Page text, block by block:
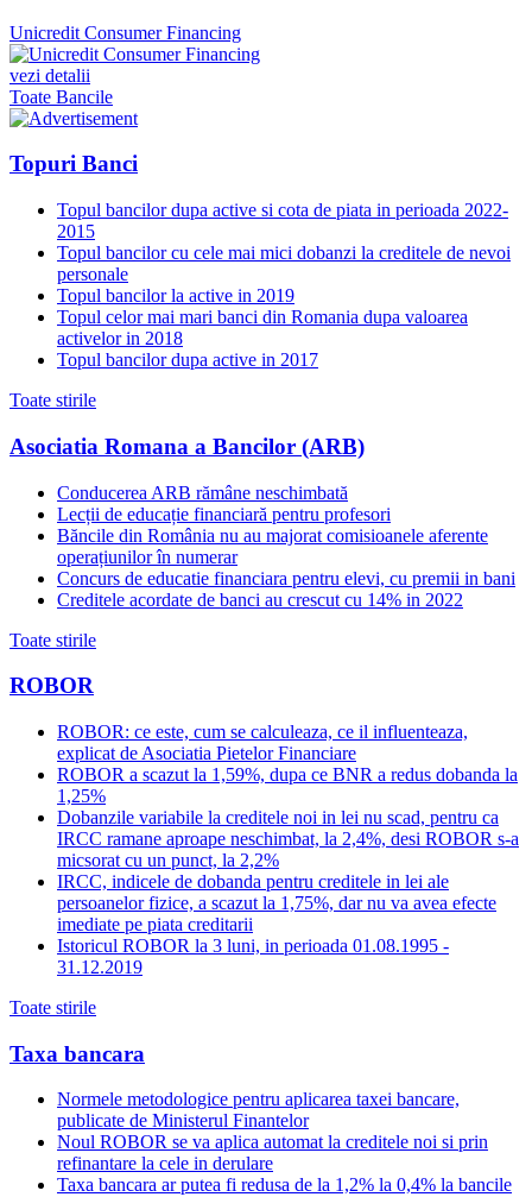
Unicredit Consumer Financing
vezi detalii
Toate Bancile
Topuri Banci
Topul bancilor dupa active si cota de piata in perioada 2022-
2015
Topul bancilor cu cele mai mici dobanzi la creditele de nevoi
personale
Topul bancilor la active in 2019
Topul celor mai mari banci din Romania dupa valoarea
activelor in 2018
Topul bancilor dupa active in 2017
Toate stirile
Asociatia Romana a Bancilor (ARB)
Conducerea ARB rămâne neschimbată
Lecții de educație financiară pentru profesori
Băncile din România nu au majorat comisioanele aferente
operațiunilor în numerar
Concurs de educatie financiara pentru elevi, cu premii in bani
Creditele acordate de banci au crescut cu 14% in 2022
Toate stirile
ROBOR
ROBOR: ce este, cum se calculeaza, ce il influenteaza,
explicat de Asociatia Pietelor Financiare
ROBOR a scazut la 1,59%, dupa ce BNR a redus dobanda la
1,25%
Dobanzile variabile la creditele noi in lei nu scad, pentru ca
IRCC ramane aproape neschimbat, la 2,4%, desi ROBOR s-a
micsorat cu un punct, la 2,2%
IRCC, indicele de dobanda pentru creditele in lei ale
persoanelor fizice, a scazut la 1,75%, dar nu va avea efecte
imediate pe piata creditarii
Istoricul ROBOR la 3 luni, in perioada 01.08.1995 -
31.12.2019
Toate stirile
Taxa bancara
Normele metodologice pentru aplicarea taxei bancare,
publicate de Ministerul Finantelor
Noul ROBOR se va aplica automat la creditele noi si prin
refinantare la cele in derulare
Taxa bancara ar putea fi redusa de la 1,2% la 0,4% la bancile